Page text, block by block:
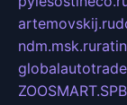
artemovskij.ru
ndm.msk.ru